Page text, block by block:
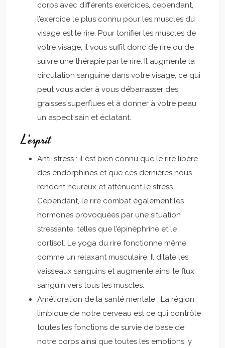
corps avec différents exercices, cependant,
l’exercice le plus connu pour les muscles du
visage est le rire. Pour tonifier les muscles de
votre visage, il vous suffit donc de rire ou de
suivre une thérapie par le rire. Il augmente la
circulation sanguine dans votre visage, ce qui
peut vous aider à vous débarrasser des
graisses superflues et à donner à votre peau
un aspect sain et éclatant.
L’esprit
Anti-stress : il est bien connu que le rire libère
des endorphines et que ces dernières nous
rendent heureux et atténuent le stress.
Cependant, le rire combat également les
hormones provoquées par une situation
stressante, telles que l’épinéphrine et le
cortisol. Le yoga du rire fonctionne même
comme un relaxant musculaire. Il dilate les
vaisseaux sanguins et augmente ainsi le flux
sanguin vers tous les muscles.
Amélioration de la santé mentale : La région
limbique de notre cerveau est ce qui contrôle
toutes les fonctions de survie de base de
notre corps ainsi que toutes les émotions, y